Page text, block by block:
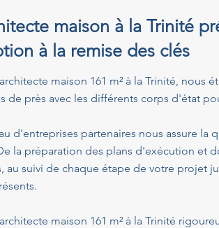
maison à la Trinité
à la remise des clés
maison 161 m² à la Trinité, nous
de près avec les différents corps d'état
d'entreprises partenaires nous assure la
la préparation des plans d'exécution et
au suivi de chaque étape de votre projet
maison 161 m² à la Trinité